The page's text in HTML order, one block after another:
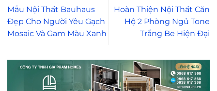
Mẫu Nội Thất Bauhaus
Đẹp Cho Người Yêu Gạch
Mosaic Và Gam Màu Xanh
Hoàn Thiện Nội Thất Căn
Hộ 2 Phòng Ngủ Tone
Trắng Be Hiện Đại